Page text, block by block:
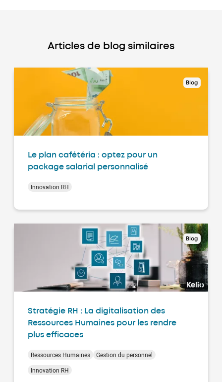
Articles de blog similaires
Blog
Le plan cafétéria : optez pour un
package salarial personnalisé
Innovation RH
Blog
Stratégie RH : La digitalisation des
Ressources Humaines pour les rendre
plus efficaces
Ressources Humaines
Gestion du personnel
Innovation RH